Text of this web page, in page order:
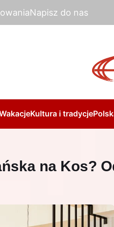
Napisz do nas
Kultura i tradycje
na Kos?